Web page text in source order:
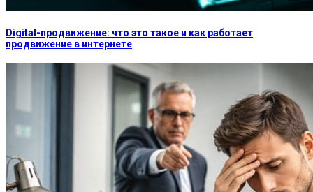
Digital-продвижение: что это такое и как работает
продвижение в интернете